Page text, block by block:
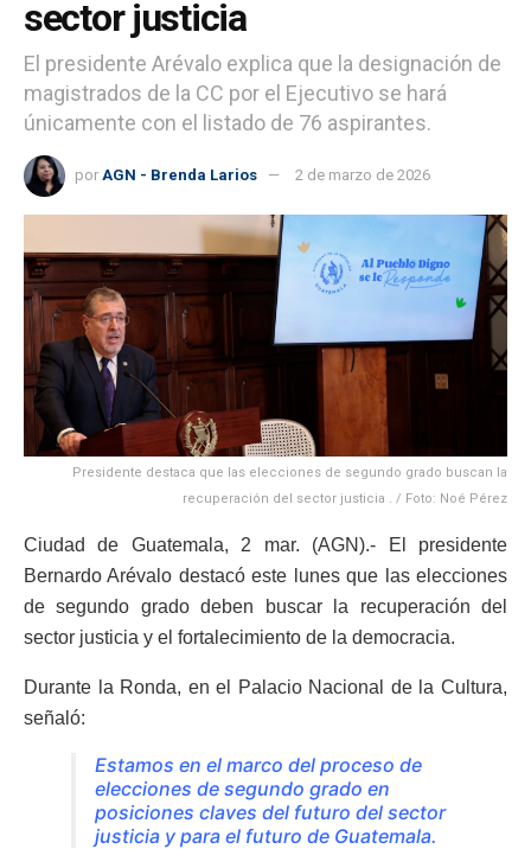
sector justicia
El presidente Arévalo explica que la designación de
magistrados de la CC por el Ejecutivo se hará
únicamente con el listado de 76 aspirantes.
por AGN - Brenda Larios 2 de marzo de 2026
Presidente destaca que las elecciones de segundo grado buscan la
recuperación del sector justicia . / Foto: Noé Pérez
Ciudad de Guatemala, 2 mar. (AGN).- El presidente
Bernardo Arévalo destacó este lunes que las elecciones
de segundo grado deben buscar la recuperación del
sector justicia y el fortalecimiento de la democracia.
Durante la Ronda, en el Palacio Nacional de la Cultura,
señaló:
Estamos en el marco del proceso de
elecciones de segundo grado en
posiciones claves del futuro del sector
justicia y para el futuro de Guatemala.